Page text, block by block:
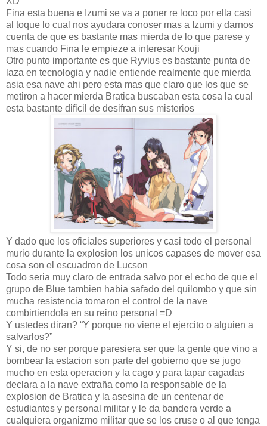
Fina esta buena e Izumi se va a poner re loco por ella casi
al toque lo cual nos ayudara conoser mas a Izumi y darnos
cuenta de que es bastante mas mierda de lo que parese y
mas cuando Fina le empieze a interesar Kouji
Otro punto importante es que Ryvius es bastante punta de
laza en tecnologia y nadie entiende realmente que mierda
asia esa nave ahi pero esta mas que claro que los que se
metiron a hacer mierda Bratica buscaban esta cosa la cual
esta bastante dificil de desifran sus misterios
Y dado que los oficiales superiores y casi todo el personal
murio durante la explosion los unicos capases de mover esa
cosa son el escuadron de Lucson
Todo seria muy claro de entrada salvo por el echo de que el
grupo de Blue tambien habia safado del quilombo y que sin
mucha resistencia tomaron el control de la nave
combirtiendola en su reino personal =D
Y ustedes diran? “Y porque no viene el ejercito o alguien a
salvarlos?”
Y si, de no ser porque paresiera ser que la gente que vino a
bombear la estacion son parte del gobierno que se jugo
mucho en esta operacion y la cago y para tapar cagadas
declara a la nave extraña como la responsable de la
explosion de Bratica y la asesina de un centenar de
estudiantes y personal militar y le da bandera verde a
cualquiera organizmo militar que se los cruse o al que tenga